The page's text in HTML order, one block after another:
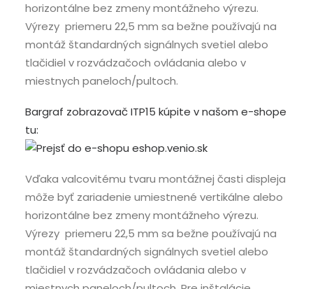
horizontálne bez zmeny montážneho výrezu.
Výrezy priemeru 22,5 mm sa bežne používajú na
montáž štandardných signálnych svetiel alebo
tlačidiel v rozvádzačoch ovládania alebo v
miestnych paneloch/pultoch.
Bargraf zobrazovač ITP15 kúpite v našom e-shope
tu:
Vďaka valcovitému tvaru montážnej časti displeja
môže byť zariadenie umiestnené vertikálne alebo
horizontálne bez zmeny montážneho výrezu.
Výrezy priemeru 22,5 mm sa bežne používajú na
montáž štandardných signálnych svetiel alebo
tlačidiel v rozvádzačoch ovládania alebo v